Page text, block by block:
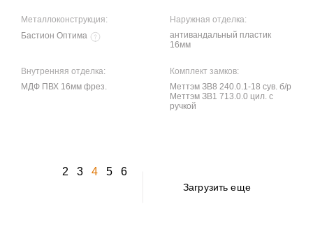
Металлоконструкция:
Бастион Оптима
Наружная отделка:
антивандальный пластик
16мм
Внутренняя отделка:
МДФ ПВХ 16мм фрез.
Комплект замков:
Меттэм ЗВ8 240.0.1-18 сув. б/р
Меттэм ЗВ1 713.0.0 цил. с
ручкой
2 3 4 5 6
Загрузить еще